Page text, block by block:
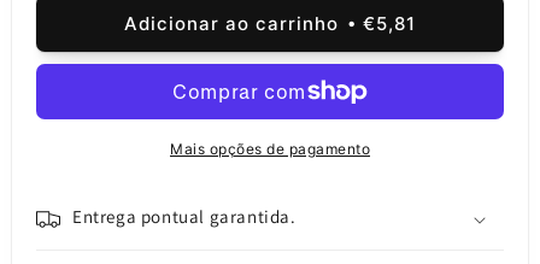
quantidade
Câmara
Samsung
Samsung
quantidade
de
Câmara
traseira
Samsung
Galaxy
Samsung
Adicionar ao carrinho €5,81
Mais opções de pagamento
Entrega pontual garantida.